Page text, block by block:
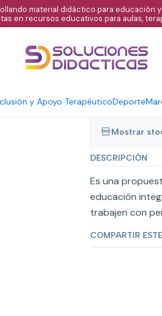
y Apoyo TerapéuticoDeporte
material didáctico para educación
en recursos educativos para aulas,
|
Libro
de
Mostrar
DESCRIPCIÓN
Es una
educación
trabajen con
COMPARTIR